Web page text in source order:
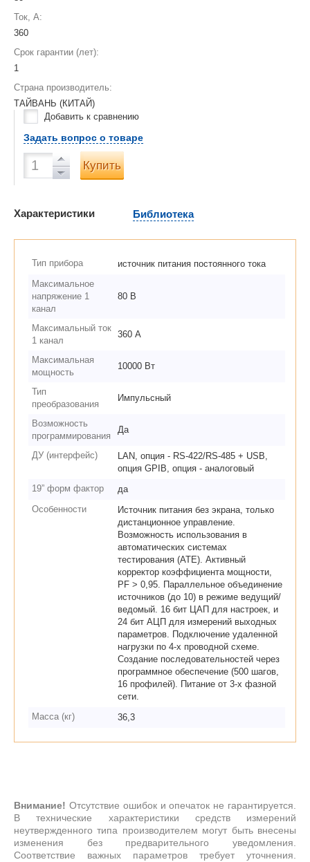
Ток, А:
360
Срок гарантии (лет):
1
Страна производитель:
ТАЙВАНЬ (КИТАЙ)
Добавить к сравнению
Задать вопрос о товаре
Купить
Характеристики Библиотека
Тип прибора
источник питания постоянного тока
Максимальное
напряжение 1
канал
80 В
Максимальный ток
1 канал
360 А
Максимальная
мощность
10000 Вт
Тип
преобразования
Импульсный
Возможность
программирования
Да
ДУ (интерфейс)
LAN, опция - RS-422/RS-485 + USB,
опция GPIB, опция - аналоговый
19” форм фактор
да
Особенности
Источник питания без экрана, только
дистанционное управление.
Возможность использования в
автоматических системах
тестирования (ATE). Активный
корректор коэффициента мощности,
PF > 0,95. Параллельное объединение
источников (до 10) в режиме ведущий/
ведомый. 16 бит ЦАП для настроек, и
24 бит АЦП для измерений выходных
параметров. Подключение удаленной
нагрузки по 4-х проводной схеме.
Создание последовательностей через
программное обеспечение (500 шагов,
16 профилей). Питание от 3-х фазной
сети.
Масса (кг)
36,3
Внимание! Отсутствие ошибок и опечаток не гарантируется.
В технические характеристики средств измерений
неутвержденного типа производителем могут быть внесены
изменения без предварительного уведомления.
Соответствие важных параметров требует уточнения.